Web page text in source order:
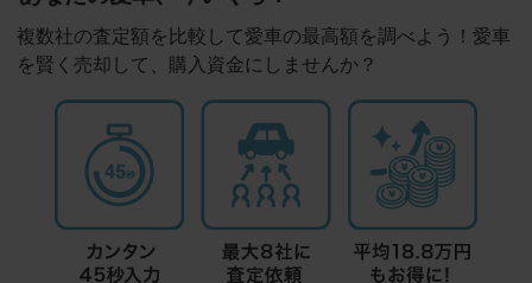
複数社の査定額を比較して愛車の最高額を調べよう！愛車
を賢く売却して、購入資金にしませんか？